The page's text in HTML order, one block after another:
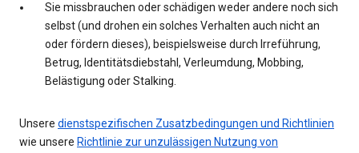
Sie missbrauchen oder schädigen weder andere noch sich
selbst (und drohen ein solches Verhalten auch nicht an
oder fördern dieses), beispielsweise durch Irreführung,
Betrug, Identitätsdiebstahl, Verleumdung, Mobbing,
Belästigung oder Stalking.
Unsere dienstspezifischen Zusatzbedingungen und Richtlinien
wie unsere Richtlinie zur unzulässigen Nutzung von